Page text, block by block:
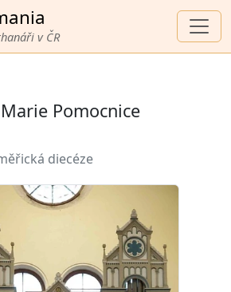
v ČR
Pomocnice
diecéze